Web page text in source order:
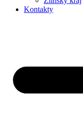
Kontakty